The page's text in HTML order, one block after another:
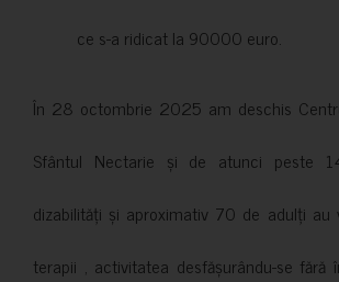
ce s-a ridicat la 90000 euro.
În 28 octombrie 2025 am deschis
Sfântul Nectarie și de atunci peste
dizabilități și aproximativ 70 de adulți au
terapii , activitatea desfășurându-se fără